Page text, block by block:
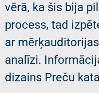
vērā, ka šis bija
process, tad
ar
analīzi.
dizains Preču